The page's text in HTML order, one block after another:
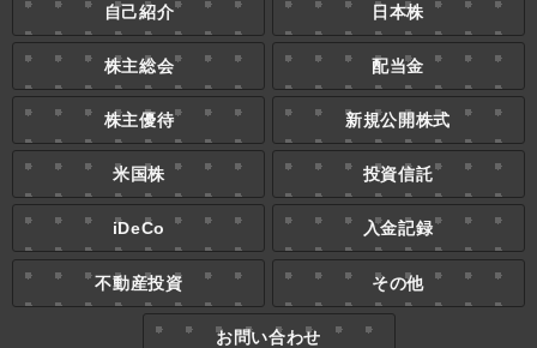
自己紹介 日本株
株主総会 配当金
株主優待 新規公開株式
米国株 投資信託
iDeCo 入金記録
不動産投資 その他
お問い合わせ